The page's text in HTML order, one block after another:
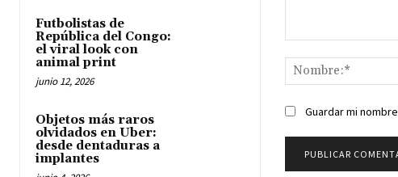
Futbolistas de
República del Congo:
el viral look con
animal print
junio 12, 2026
Objetos más raros
olvidados en Uber:
desde dentaduras a
implantes
Guardar mi